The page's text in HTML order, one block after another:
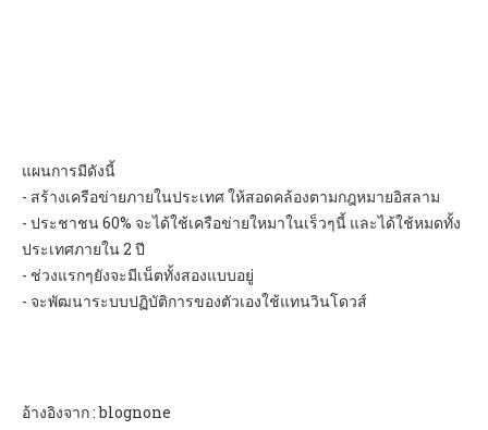
แผนการมีดังนี้
- สร้างเครือข่ายภายในประเทศ ให้สอดคล้องตามกฎหมายอิสลาม
- ประชาชน 60% จะได้ใช้เครือข่ายใหมาในเร็วๆนี้ และได้ใช้หมดทั้ง
ประเทศภายใน 2 ปี
- ช่วงแรกๆยังจะมีเน็ตทั้งสองแบบอยู่
- จะพัฒนาระบบปฏิบัติการของตัวเองใช้แทนวินโดวส์
อ้างอิงจาก : blognone